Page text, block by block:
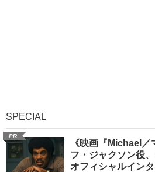
SPECIAL
PR
《映画『Michael
フ・ジャクソン役
オフィシャルイン